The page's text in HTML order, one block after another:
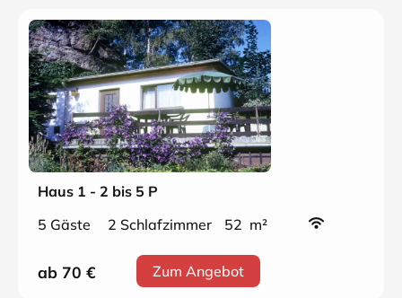
Haus 1 - 2 bis 5 P
5 Gäste
2 Schlafzimmer 52 m²
ab 70 € Zum Angebot